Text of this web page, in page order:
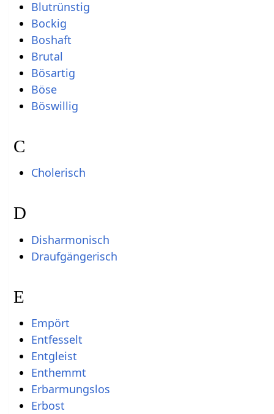
Blutrünstig
Bockig
Boshaft
Brutal
Bösartig
Böse
Böswillig
C
Cholerisch
D
Disharmonisch
Draufgängerisch
E
Empört
Entfesselt
Entgleist
Enthemmt
Erbarmungslos
Erbost